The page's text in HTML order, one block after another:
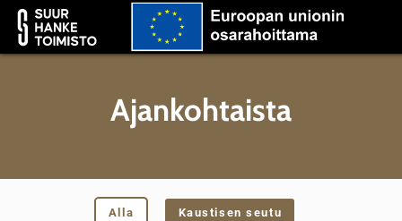
Ajankohtaista
Alla Kaustisen seutu